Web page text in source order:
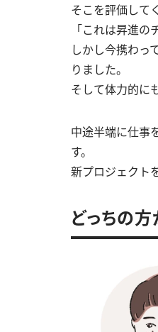
そこを評価して
「これは昇進の
しかし今携わっ
りました。
そして体力的に
中途半端に仕事
す。
新プロジェクト
どっちの